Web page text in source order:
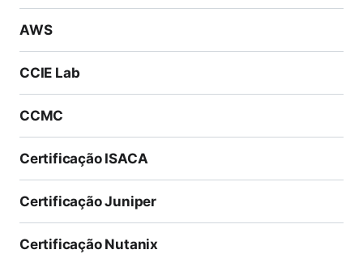
AWS
CCIE Lab
CCMC
Certificação ISACA
Certificação Juniper
Certificação Nutanix